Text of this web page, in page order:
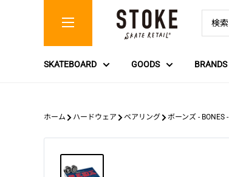
Stoke
Skate
SKATEBOARD GOODS BRANDS
ホーム ハードウェア ベアリング ボーンズ - BONES -